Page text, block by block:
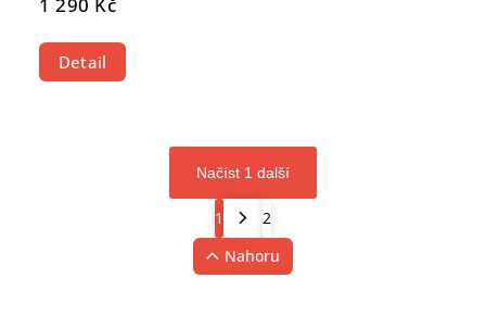
Detail
Načíst 1 další
1
2
Nahoru